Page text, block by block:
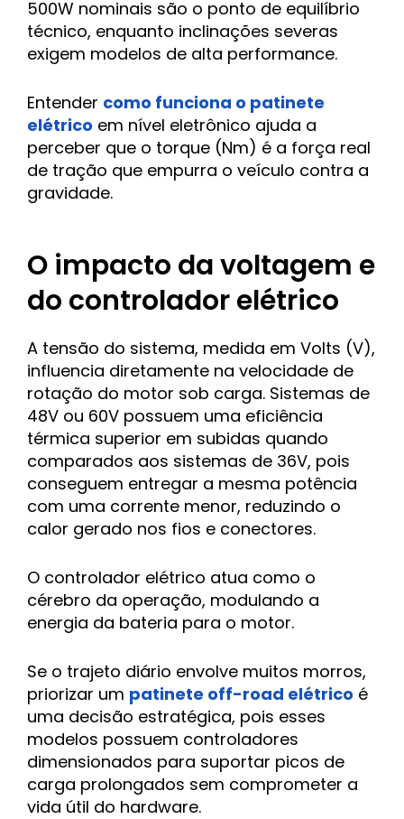
500W nominais são o ponto de equilíbrio
técnico, enquanto inclinações severas
exigem modelos de alta performance.
Entender como funciona o patinete
elétrico em nível eletrônico ajuda a
perceber que o torque (Nm) é a força real
de tração que empurra o veículo contra a
gravidade.
O impacto da voltagem e
do controlador elétrico
A tensão do sistema, medida em Volts (V),
influencia diretamente na velocidade de
rotação do motor sob carga. Sistemas de
48V ou 60V possuem uma eficiência
térmica superior em subidas quando
comparados aos sistemas de 36V, pois
conseguem entregar a mesma potência
com uma corrente menor, reduzindo o
calor gerado nos fios e conectores.
O controlador elétrico atua como o
cérebro da operação, modulando a
energia da bateria para o motor.
Se o trajeto diário envolve muitos morros,
priorizar um patinete off-road elétrico é
uma decisão estratégica, pois esses
modelos possuem controladores
dimensionados para suportar picos de
carga prolongados sem comprometer a
vida útil do hardware.